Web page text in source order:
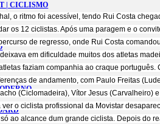
| CICLISMO
o ritmo foi acessível, tendo Rui Costa
os 12 ciclistas. Após uma paragem e o
de regresso, onde Rui Costa
em dificuldade muitos dos atletas
faziam companhia ao craque português.
de andamento, com Paulo Freitas
(Ciclomadeira), Vítor Jesus (Carvalheiro)
o ciclista profissional da Movistar
ao alcance dum grande ciclista. Depois do